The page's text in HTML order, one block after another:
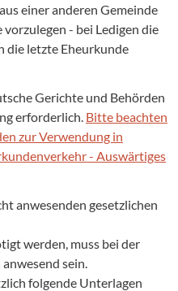
einer anderen Gemeinde
- bei Ledigen die
die letzte Eheurkunde
Gerichte und Behörden
erforderlich. Bitte beachten
zur Verwendung in
- Auswärtiges
anwesenden gesetzlichen
werden, muss bei der
sein.
folgende Unterlagen